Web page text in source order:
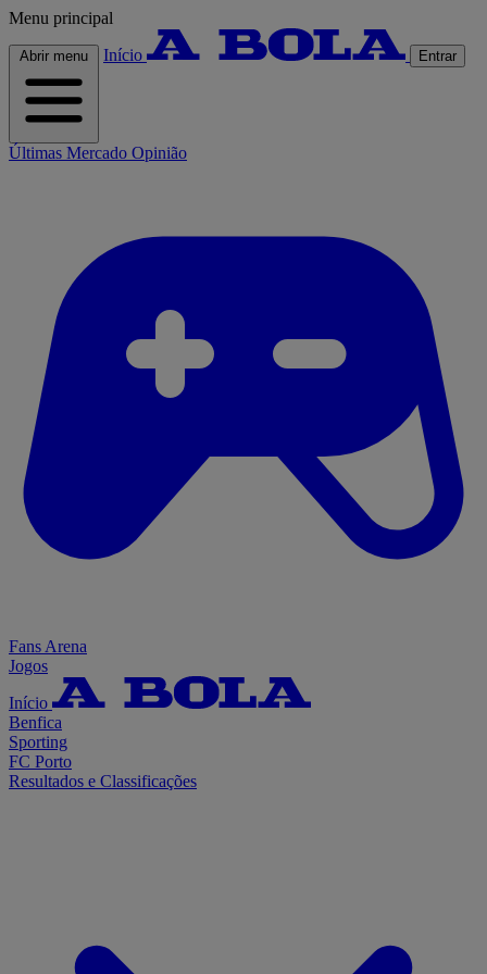
Menu principal
Abrir menu Início Entrar
Últimas Mercado Opinião
Fans Arena
Jogos
Início
Benfica
Sporting
FC Porto
Resultados e Classificações